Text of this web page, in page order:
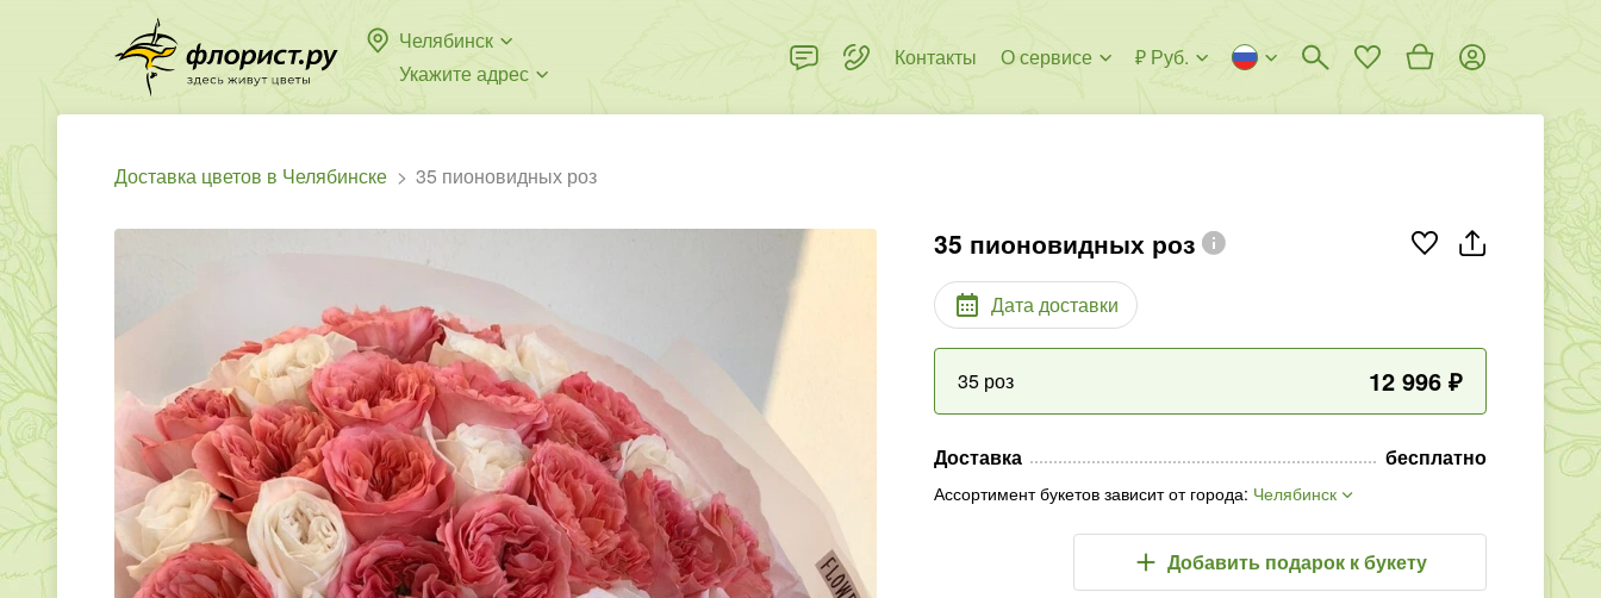
Челябинск
Укажите адрес
Контакты О сервисе ₽ Руб.
Доставка цветов в Челябинске 35 пионовидных роз
35 пионовидных роз
Дата доставки
35 роз 12 996 ₽
Доставка бесплатно
Ассортимент букетов зависит от города: Челябинск
Добавить подарок к букету